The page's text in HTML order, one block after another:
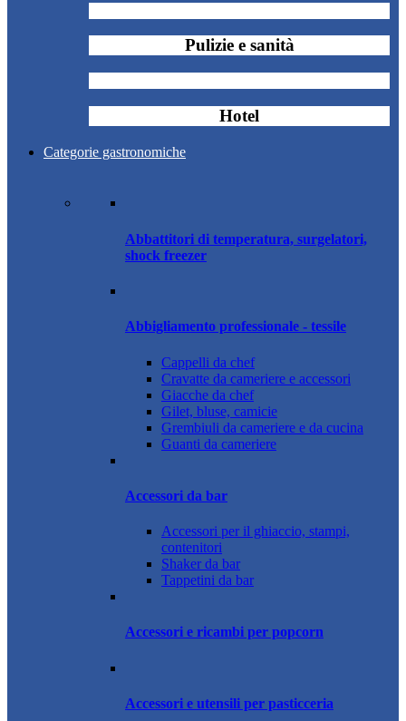
Pulizie e sanità
Hotel
Categorie gastronomiche
Abbattitori di temperatura, surgelatori,
shock freezer
Abbigliamento professionale - tessile
Cappelli da chef
Cravatte da cameriere e accessori
Giacche da chef
Gilet, bluse, camicie
Grembiuli da cameriere e da cucina
Guanti da cameriere
Accessori da bar
Accessori per il ghiaccio, stampi,
contenitori
Shaker da bar
Tappetini da bar
Accessori e ricambi per popcorn
Accessori e utensili per pasticceria